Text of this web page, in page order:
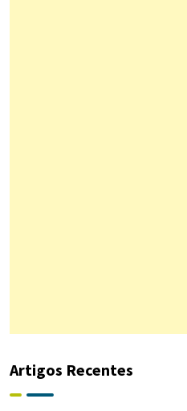
Artigos Recentes